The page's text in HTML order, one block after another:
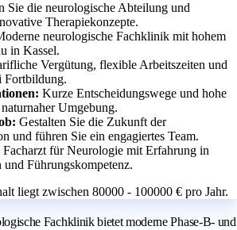
Sie die neurologische Abteilung und
Therapiekonzepte.
neurologische Fachklinik mit hohem
in Kassel.
Vergütung, flexible Arbeitszeiten und
Fortbildung.
Kurze Entscheidungswege und hohe
Umgebung.
Gestalten Sie die Zukunft der
und führen Sie ein engagiertes Team.
Facharzt für Neurologie mit Erfahrung in
Führungskompetenz.
liegt zwischen 80000 - 100000 € pro Jahr.
Fachklinik bietet moderne Phase-B- und